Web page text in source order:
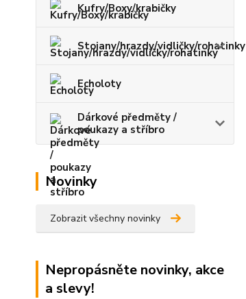
Kufry/Boxy/krabičky
Stojany/hrazdy/vidličky/rohatinky
Echoloty
Dárkové předměty /
poukazy a stříbro
Novinky
Zobrazit všechny novinky
Nepropásněte novinky, akce
a slevy!